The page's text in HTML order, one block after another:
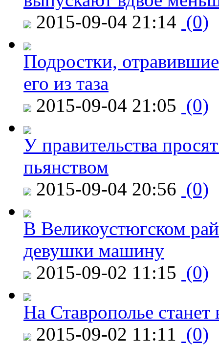
2015-09-04 21:14 (0)
Подростки,
его из таза
2015-09-04 21:05 (0)
У правительства
пьянством
2015-09-04 20:56 (0)
В Великоустюгском
девушки машину
2015-09-02 11:15 (0)
На Ставрополье
2015-09-02 11:11 (0)